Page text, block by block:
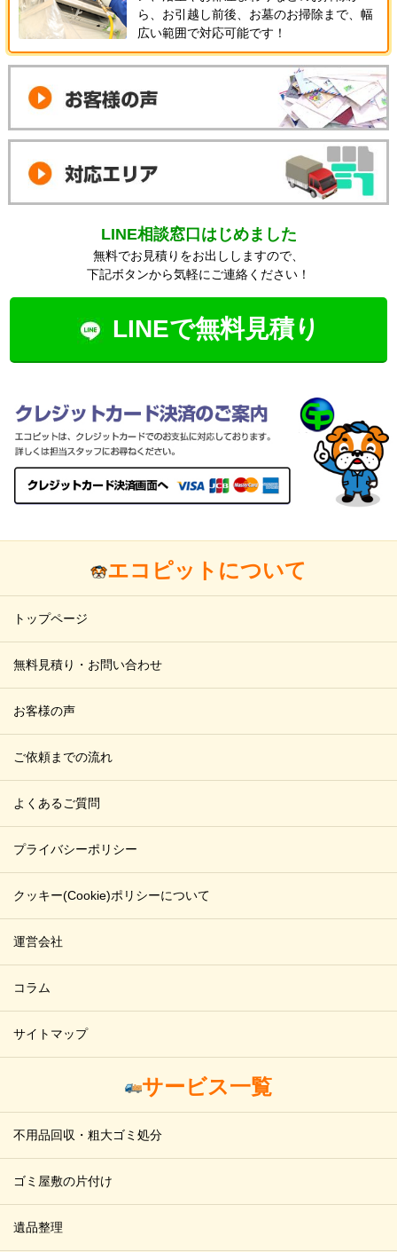
ら、お引越し前後、お墓のお掃除まで、幅
広い範囲で対応可能です！
LINE相談窓口はじめました
無料でお見積りをお出ししますので、
下記ボタンから気軽にご連絡ください！
LINEで無料見積り
エコピットについて
トップページ
無料見積り・お問い合わせ
お客様の声
ご依頼までの流れ
よくあるご質問
プライバシーポリシー
クッキー(Cookie)ポリシーについて
運営会社
コラム
サイトマップ
サービス一覧
不用品回収・粗大ゴミ処分
ゴミ屋敷の片付け
遺品整理